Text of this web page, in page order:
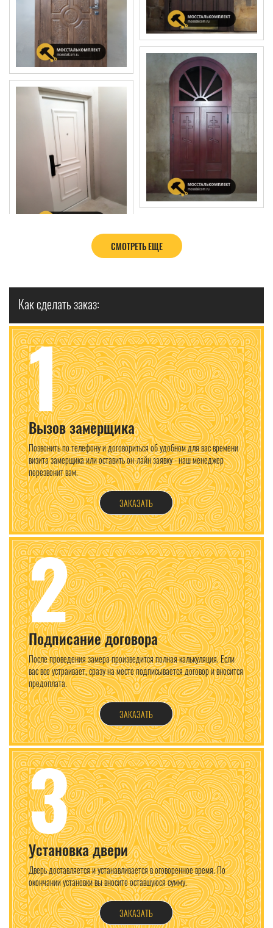
СМОТРЕТЬ ЕЩЕ
Как сделать заказ:
1
Вызов замерщика
Позвонить по телефону и договориться об удобном для вас времени
визита замерщика или оставить он-лайн заявку - наш менеджер
перезвонит вам.
ЗАКАЗАТЬ
2
Подписание договора
После проведения замера произведится полная калькуляция. Если
вас все устраивает, сразу на месте подписывается договор и вносится
предоплата.
ЗАКАЗАТЬ
3
Установка двери
Дверь доставляется и устанавливается в оговоренное время. По
окончании установки вы вносите оставшуюся сумму.
ЗАКАЗАТЬ